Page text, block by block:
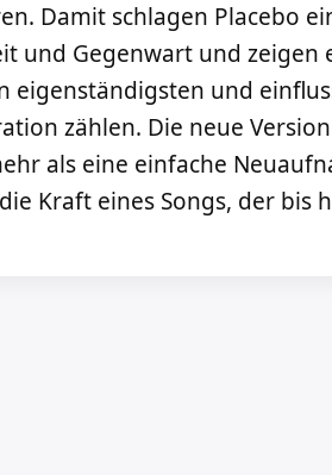
Damit schlagen Placebo
und Gegenwart und zeigen
eigenständigsten und
zählen. Die neue
als eine einfache
Kraft eines Songs, der bis